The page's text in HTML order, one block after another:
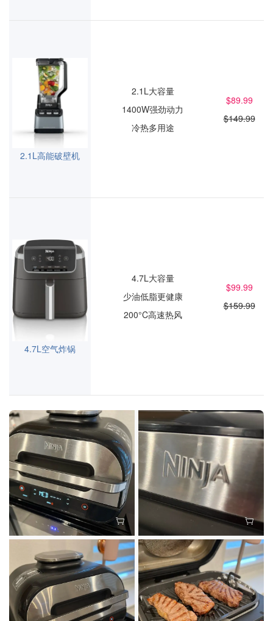
2.1L高能破壁机
2.1L大容量
1400W强劲动力
冷热多用途
$89.99
$149.99
4.7L空气炸锅
4.7L大容量
少油低脂更健康
200°C高速热风
$99.99
$159.99